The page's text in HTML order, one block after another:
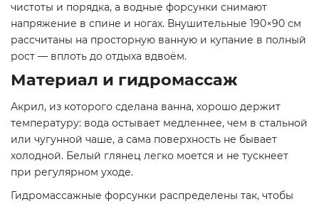
чистоты и порядка, а водные форсунки снимают
напряжение в спине и ногах. Внушительные 190×90 см
рассчитаны на просторную ванную и купание в полный
рост — вплоть до отдыха вдвоём.
Материал и гидромассаж
Акрил, из которого сделана ванна, хорошо держит
температуру: вода остывает медленнее, чем в стальной
или чугунной чаше, а сама поверхность не бывает
холодной. Белый глянец легко моется и не тускнеет
при регулярном уходе.
Гидромассажные форсунки распределены так, чтобы